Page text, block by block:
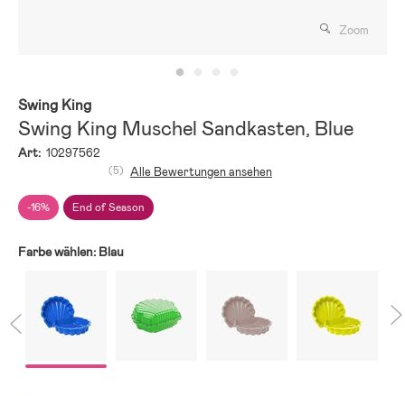
Zoom
Swing King
Swing King Muschel Sandkasten, Blue
Art: 10297562
-16% End of Season
(5) Alle Bewertungen ansehen
Farbe wählen: Blau